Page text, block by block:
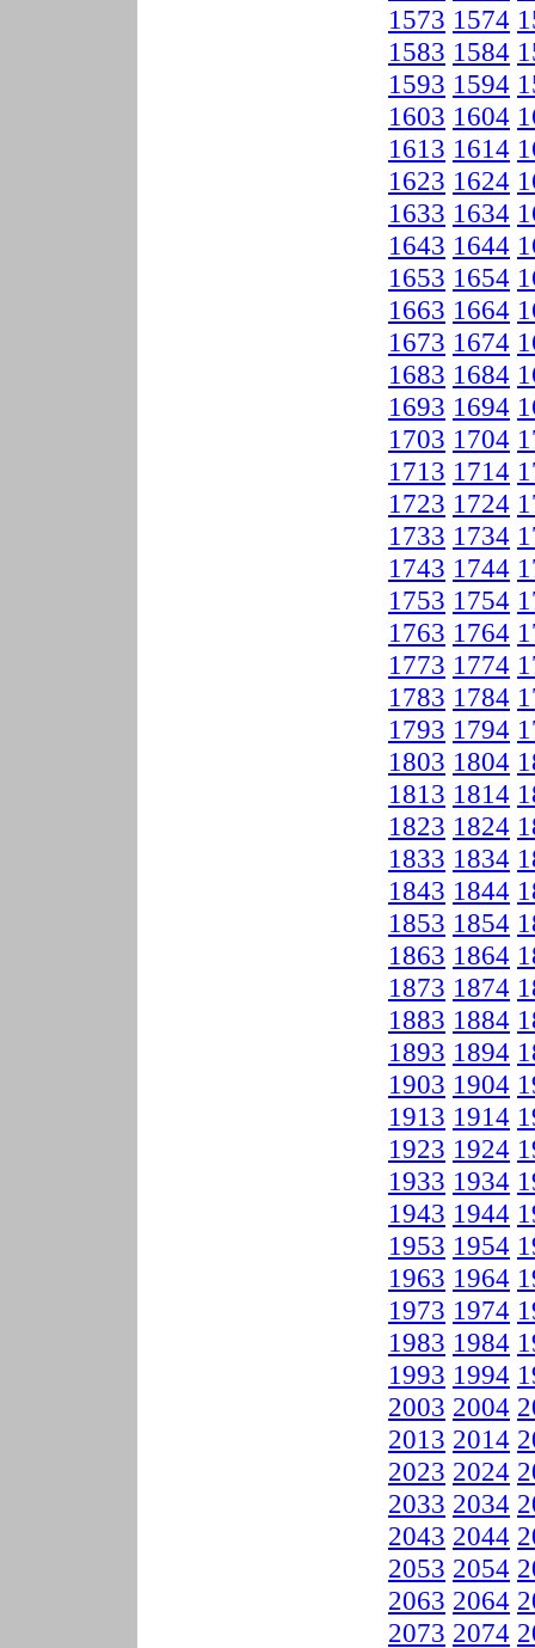
1573 1574
1583 1584
1593 1594
1603 1604
1613 1614
1623 1624
1633 1634
1643 1644
1653 1654
1663 1664
1673 1674
1683 1684
1693 1694
1703 1704
1713 1714
1723 1724
1733 1734
1743 1744
1753 1754
1763 1764
1773 1774
1783 1784
1793 1794
1803 1804
1813 1814
1823 1824
1833 1834
1843 1844
1853 1854
1863 1864
1873 1874
1883 1884
1893 1894
1903 1904
1913 1914
1923 1924
1933 1934
1943 1944
1953 1954
1963 1964
1973 1974
1983 1984
1993 1994
2003 2004
2013 2014
2023 2024
2033 2034
2043 2044
2053 2054
2063 2064
2073 2074